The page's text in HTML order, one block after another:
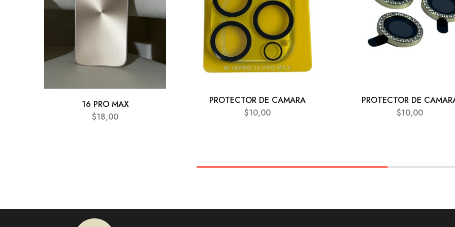
16 PRO MAX
$18,00
PROTECTOR DE CAMARA
$10,00
PROTECTOR DE
$10,00